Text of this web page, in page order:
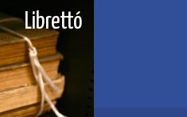
Librettó